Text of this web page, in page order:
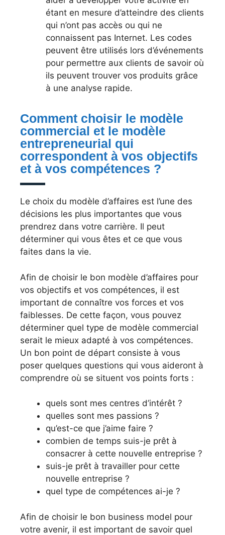
étant en mesure d’atteindre des clients
qui n’ont pas accès ou qui ne
connaissent pas Internet. Les codes
peuvent être utilisés lors d’événements
pour permettre aux clients de savoir où
ils peuvent trouver vos produits grâce
à une analyse rapide.
Comment choisir le modèle
commercial et le modèle
entrepreneurial qui
correspondent à vos objectifs
et à vos compétences ?
Le choix du modèle d’affaires est l’une des
décisions les plus importantes que vous
prendrez dans votre carrière. Il peut
déterminer qui vous êtes et ce que vous
faites dans la vie.
Afin de choisir le bon modèle d’affaires pour
vos objectifs et vos compétences, il est
important de connaître vos forces et vos
faiblesses. De cette façon, vous pouvez
déterminer quel type de modèle commercial
serait le mieux adapté à vos compétences.
Un bon point de départ consiste à vous
poser quelques questions qui vous aideront à
comprendre où se situent vos points forts :
quels sont mes centres d’intérêt ?
quelles sont mes passions ?
qu’est-ce que j’aime faire ?
combien de temps suis-je prêt à
consacrer à cette nouvelle entreprise ?
suis-je prêt à travailler pour cette
nouvelle entreprise ?
quel type de compétences ai-je ?
Afin de choisir le bon business model pour
votre avenir, il est important de savoir quel